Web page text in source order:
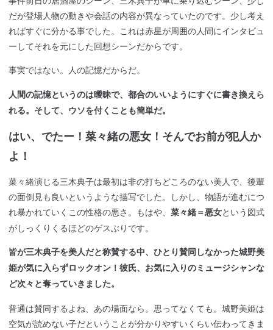
だが登場人物の動きや会話の内容が異なっていたのです。少し考え
ればすぐに分かる事でした。これは赤星が周囲の人間にインタビュ
ーしてそれを元にした回想シーンだからです。
事実ではない。人の記憶だからだ。
人間の記憶というのは曖昧で、都合のいいようにすぐに書き換えら
れる。そして、ウソを付くことも簡単だ。
はい、でたー！菜々緒の悪女！そんでお前が犯人か
よ！
菜々緒演じる三木典子は最初は非の打ちどころのない美人で、後輩
の面倒見も良いというような描写でした。しかし、物語が進むにつ
れ暴かれていくこの性格の悪さ。もはや、 菜々緒＝悪女という図式
がしっくりくるほどのゲスぶりです。
皆が三木典子を美人だと称賛する中、ひとり賛同しなかった城野美
姫が気に入らずロックオン！彼氏、お気に入りのミュージシャンな
ど次々と奪っていきました。
普通は賛同するよね、あの場面なら。思ってなくても。城野美姫は
空気が読めない子だということが分かりやすいくらい伝わってきま